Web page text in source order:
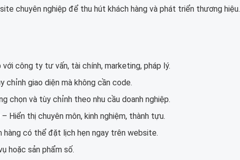
chuyên nghiệp để thu hút khách hàng và phát triển thương hiệu.
công ty tư vấn, tài chính, marketing, pháp lý.
chỉnh giao diện mà không cần code.
chọn và tùy chỉnh theo nhu cầu doanh nghiệp.
Hiển thị chuyên môn, kinh nghiệm, thành tựu.
có thể đặt lịch hẹn ngay trên website.
hoặc sản phẩm số.